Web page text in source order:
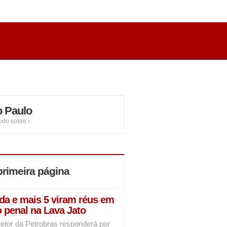
Paulo
sobre ›
página
e mais 5 viram réus em
penal na Lava Jato
da Petrobras responderá por